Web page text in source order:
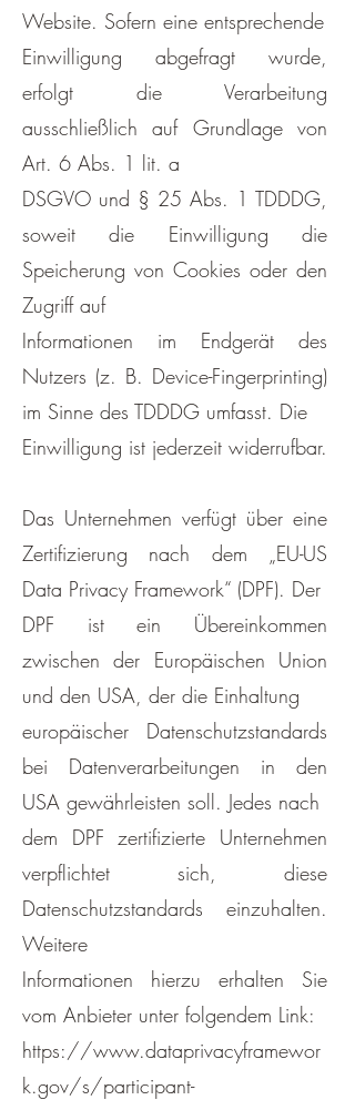
Website. Sofern eine entsprechende
Einwilligung abgefragt wurde,
erfolgt die Verarbeitung
ausschließlich auf Grundlage von
Art. 6 Abs. 1 lit. a
DSGVO und § 25 Abs. 1 TDDDG,
soweit die Einwilligung die
Speicherung von Cookies oder den
Zugriff auf
Informationen im Endgerät des
Nutzers (z. B. Device-Fingerprinting)
im Sinne des TDDDG umfasst. Die
Einwilligung ist jederzeit widerrufbar.
Das Unternehmen verfügt über eine
Zertifizierung nach dem „EU-US
Data Privacy Framework“ (DPF). Der
DPF ist ein Übereinkommen
zwischen der Europäischen Union
und den USA, der die Einhaltung
europäischer Datenschutzstandards
bei Datenverarbeitungen in den
USA gewährleisten soll. Jedes nach
dem DPF zertifizierte Unternehmen
verpflichtet sich, diese
Datenschutzstandards einzuhalten.
Weitere
Informationen hierzu erhalten Sie
vom Anbieter unter folgendem Link:
https://www.dataprivacyframewor
k.gov/s/participant-